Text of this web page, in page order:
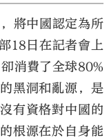
將中國認定為所
18日在記者會上
消費了全球80%
黑洞和亂源，是
有資格對中國的
根源在於自身能